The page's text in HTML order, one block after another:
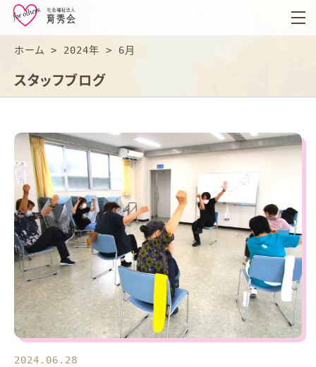
育
秀
会
ホーム > 2024年 > 6月
スタッフブログ
2024.06.28